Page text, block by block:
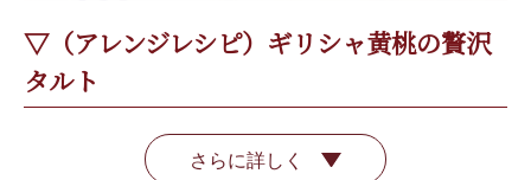
▽（アレンジレシピ）ギリシャ黄桃の贅沢
タルト
さらに詳しく